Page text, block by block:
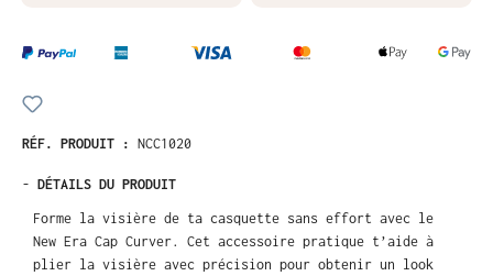
RÉF. PRODUIT : NCC1020
- DÉTAILS DU PRODUIT
Forme la visière de ta casquette sans effort avec le
New Era Cap Curver. Cet accessoire pratique t’aide à
plier la visière avec précision pour obtenir un look